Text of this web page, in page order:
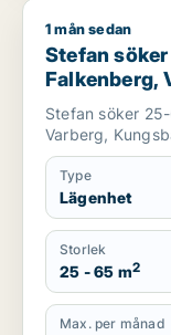
Stefan söker
1 mån sedan
Stefan
Falkenberg,
Stefan söker
Varberg,
Type
Lägenhet
Storlek
25 - 65 m2
Max. per månad